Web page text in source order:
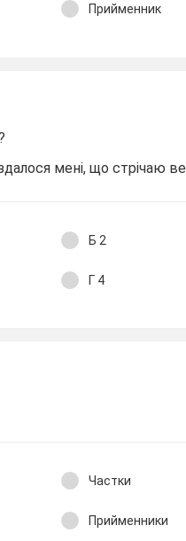
Прийменник
мені, що стрічаю
Б 2
Г 4
Частки
Прийменники